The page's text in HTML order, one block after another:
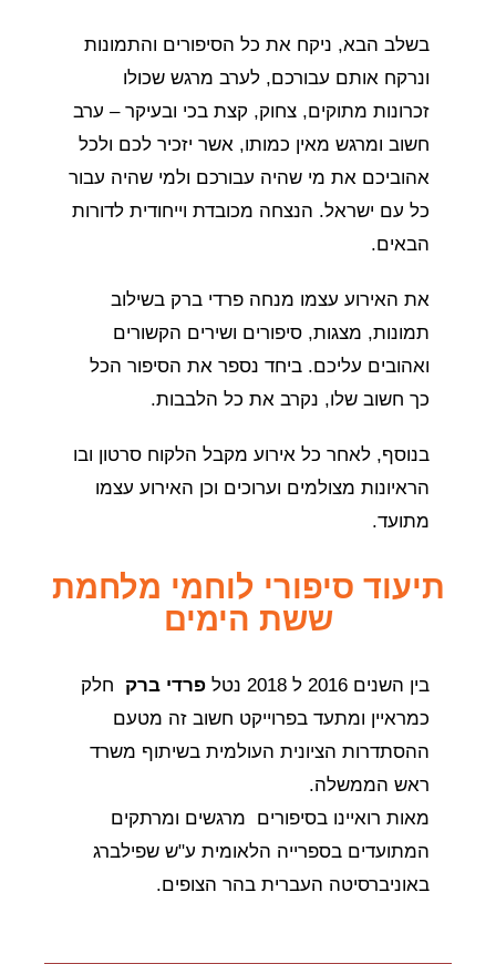
בשלב הבא, ניקח את כל הסיפורים והתמונות
ונרקח אותם עבורכם, לערב מרגש שכולו
זכרונות מתוקים, צחוק, קצת בכי ובעיקר – ערב
חשוב ומרגש מאין כמותו, אשר יזכיר לכם ולכל
אהוביכם את מי שהיה עבורכם ולמי שהיה עבור
כל עם ישראל. הנצחה מכובדת וייחודית לדורות
הבאים.
את האירוע עצמו מנחה פרדי ברק בשילוב
תמונות, מצגות, סיפורים ושירים הקשורים
ואהובים עליכם. ביחד נספר את הסיפור הכל
כך חשוב שלו, נקרב את כל הלבבות.
בנוסף, לאחר כל אירוע מקבל הלקוח סרטון ובו
הראיונות מצולמים וערוכים וכן האירוע עצמו
מתועד.
תיעוד סיפורי לוחמי מלחמת
ששת הימים
בין השנים 2016 ל 2018 נטל פרדי ברק חלק
כמראיין ומתעד בפרוייקט חשוב זה מטעם
ההסתדרות הציונית העולמית בשיתוף משרד
ראש הממשלה.
מאות רואיינו בסיפורים מרגשים ומרתקים
המתועדים בספרייה הלאומית ע"ש שפילברג
באוניברסיטה העברית בהר הצופים.